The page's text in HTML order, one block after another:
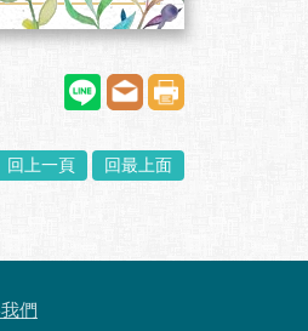
回上一頁 回最上面
們